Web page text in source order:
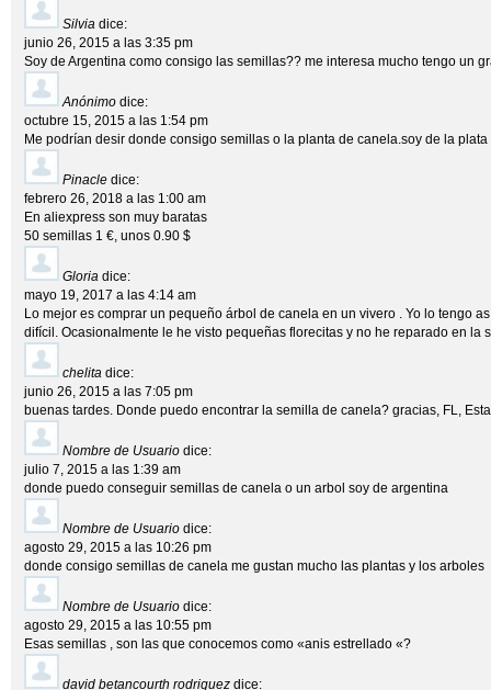
Silvia dice:
junio 26, 2015 a las 3:35 pm
Soy de Argentina como consigo las semillas?? me interesa mucho tengo un
Anónimo dice:
octubre 15, 2015 a las 1:54 pm
Me podrían desir donde consigo semillas o la planta de canela.soy de la
Pinacle dice:
febrero 26, 2018 a las 1:00 am
En aliexpress son muy baratas
50 semillas 1 €, unos 0.90 $
Gloria dice:
mayo 19, 2017 a las 4:14 am
Lo mejor es comprar un pequeño árbol de canela en un vivero . Yo lo tengo
difícil. Ocasionalmente le he visto pequeñas florecitas y no he reparado en la
chelita dice:
junio 26, 2015 a las 7:05 pm
buenas tardes. Donde puedo encontrar la semilla de canela? gracias, FL,
Nombre de Usuario dice:
julio 7, 2015 a las 1:39 am
donde puedo conseguir semillas de canela o un arbol soy de argentina
Nombre de Usuario dice:
agosto 29, 2015 a las 10:26 pm
donde consigo semillas de canela me gustan mucho las plantas y los arboles
Nombre de Usuario dice:
agosto 29, 2015 a las 10:55 pm
Esas semillas , son las que conocemos como «anis estrellado «?
david betancourth rodriguez dice: